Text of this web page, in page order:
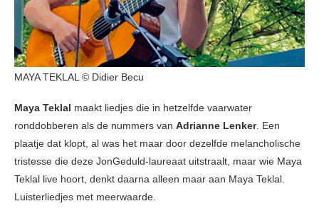
MAYA TEKLAL © Didier Becu
Maya Teklal maakt liedjes die in hetzelfde vaarwater
ronddobberen als de nummers van Adrianne Lenker. Een
plaatje dat klopt, al was het maar door dezelfde melancholische
tristesse die deze JonGeduld-laureaat uitstraalt, maar wie Maya
Teklal live hoort, denkt daarna alleen maar aan Maya Teklal.
Luisterliedjes met meerwaarde.